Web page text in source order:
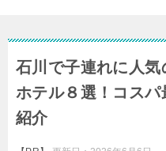
石川で子連れに人
ホテル８選！コス
紹介